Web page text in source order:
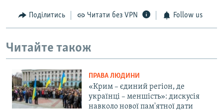
Поділитись Читати без VPN Follow us
Читайте також
ПРАВА ЛЮДИНИ
«Крим – єдиний регіон, де
українці – меншість»: дискусія
навколо нової пам'ятної дати